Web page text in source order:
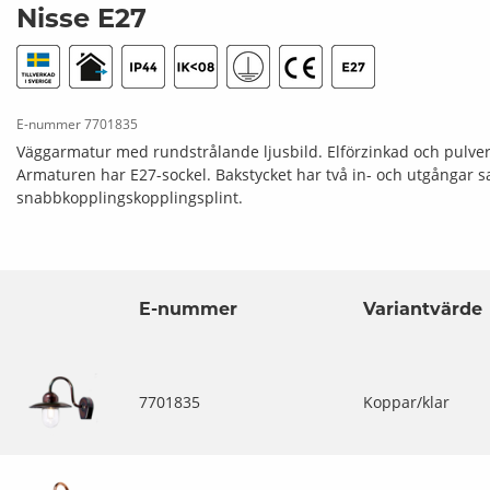
Nisse E27
E-nummer7701835
Väggarmatur med rundstrålande ljusbild. Elförzinkad och
Armaturen har E27-sockel. Bakstycket har två in- och utgångar
snabbkopplingskopplingsplint.
E-nummer Variantvärde
7701835 Koppar/klar